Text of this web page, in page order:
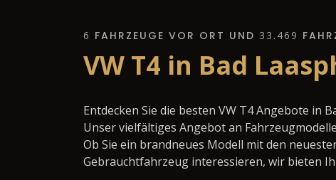
6 FAHRZEUGE VOR ORT UND 33.469
VW T4 in Bad
Entdecken Sie die besten VW T4 Angebote in
Unser vielfältiges Angebot an
Ob Sie ein brandneues Modell mit den
Gebrauchtfahrzeug interessieren, wir bieten